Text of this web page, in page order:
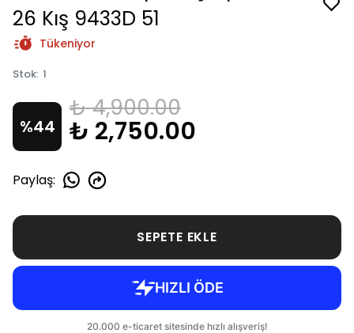
26 Kış 9433D 51
Tükeniyor
Stok: 1
%44
₺ 4,900.00
₺ 2,750.00
Paylaş:
SEPETE EKLE